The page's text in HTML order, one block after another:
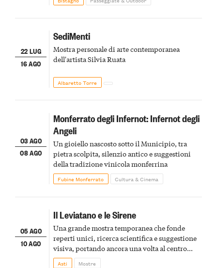
22 LUG
16 AGO
SediMenti
Mostra personale di arte contemporanea
dell'artista Silvia Ruata
Albaretto Torre
03 AGO
08 AGO
Monferrato degli Infernot: Infernot degli
Angeli
Un gioiello nascosto sotto il Municipio, tra
pietra scolpita, silenzio antico e suggestioni
della tradizione vinicola monferrina
Fubine Monferrato Cultura & Cinema
05 AGO
10 AGO
Il Leviatano e le Sirene
Una grande mostra temporanea che fonde
reperti unici, ricerca scientifica e suggestione
visiva, portando ancora una volta al centro
della scena le meraviglie del passato astigiano
Asti Mostre